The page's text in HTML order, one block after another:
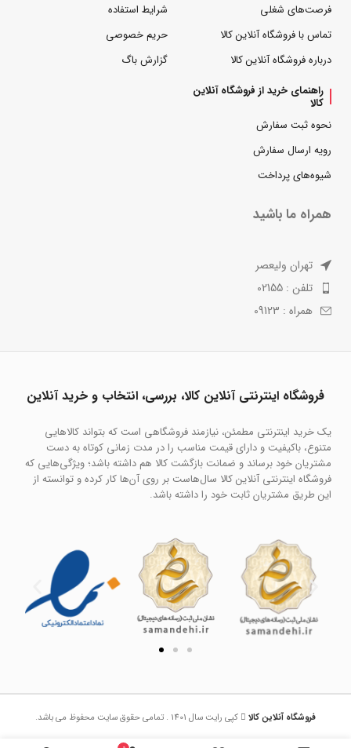
فرصت‌های شغلی
تماس با فروشگاه آنلاین کالا
درباره فروشگاه آنلاین کالا
شرایط استفاده
حریم خصوصی
گزارش باگ
راهنمای خرید از فروشگاه آنلاین
کالا
نحوه ثبت سفارش
رویه ارسال سفارش
شیوه‌های پرداخت
همراه ما باشید
تهران ولیعصر
تلفن : 02155
همراه : 09123
فروشگاه اینترنتی آنلاین کالا، بررسی، انتخاب و خرید آنلاین
یک خرید اینترنتی مطمئن، نیازمند فروشگاهی است که بتواند کالاهایی
متنوع، باکیفیت و دارای قیمت مناسب را در مدت زمانی کوتاه به دست
مشتریان خود برساند و ضمانت بازگشت کالا هم داشته باشد؛ ویژگی‌هایی که
فروشگاه اینترنتی آنلاین کالا سال‌هاست بر روی آن‌ها کار کرده و توانسته از
این طریق مشتریان ثابت خود را داشته باشد.
فروشگاه آنلاین کالا کپی رایت سال 1401 . تمامی حقوق سایت محفوظ می باشد.